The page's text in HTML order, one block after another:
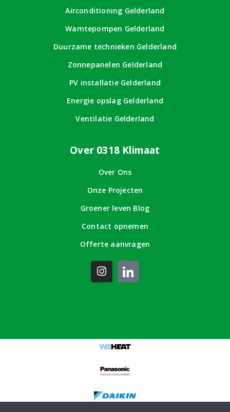
Airconditioning Gelderland
Wamtepompen Gelderland
Duurzame technieken Gelderland
Zonnepanelen Gelderland
PV installatie Gelderland
Energie opslag Gelderland
Ventilatie Gelderland
Over 0318 Klimaat
Over Ons
Onze Projecten
Groener leven Blog
Contact opnemen
Offerte aanvragen